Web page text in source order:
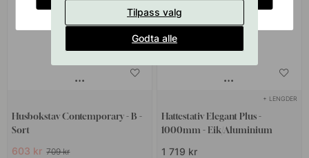
Husbokstav Contemporary - B -
Sort
603 kr 709 kr
+ LENGDER
Hattestativ Elegant Plus -
1000mm - Eik/Aluminium
1 719 kr
Tilpass valg
Godta alle